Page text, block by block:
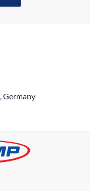
Germany